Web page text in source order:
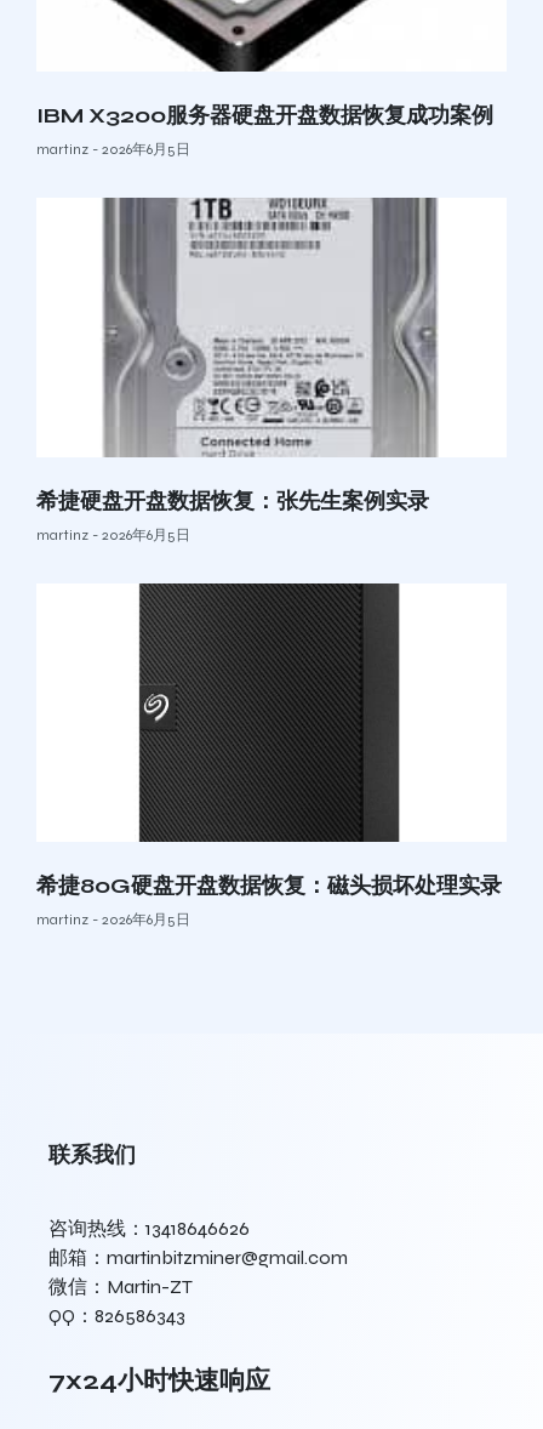
IBM X3200服务器硬盘开盘数据恢复成功案例
martinz 2026年6月5日
希捷硬盘开盘数据恢复：张先生案例实录
martinz 2026年6月5日
希捷80G硬盘开盘数据恢复：磁头损坏处理实录
martinz 2026年6月5日
联系我们
咨询热线：13418646626
邮箱：martinbitzminer@gmail.com
微信：Martin-ZT
QQ：826586343
7x24小时快速响应